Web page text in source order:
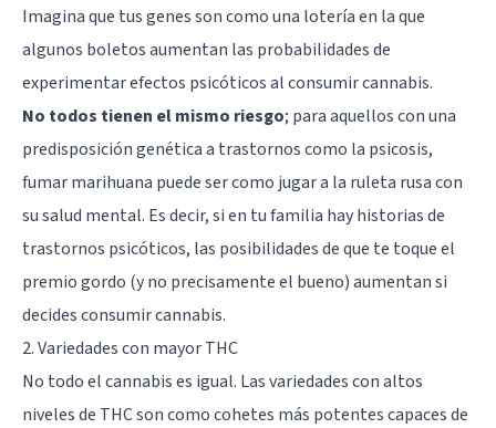
Imagina que tus genes son como una lotería en la que
algunos boletos aumentan las probabilidades de
experimentar efectos psicóticos al consumir cannabis.
No todos tienen el mismo riesgo; para aquellos con una
predisposición genética a trastornos como la psicosis,
fumar marihuana puede ser como jugar a la ruleta rusa con
su salud mental. Es decir, si en tu familia hay historias de
trastornos psicóticos, las posibilidades de que te toque el
premio gordo (y no precisamente el bueno) aumentan si
decides consumir cannabis.
2. Variedades con mayor THC
No todo el cannabis es igual. Las variedades con altos
niveles de THC son como cohetes más potentes capaces de